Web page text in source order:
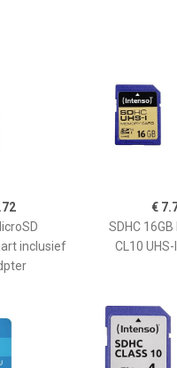
inclusief
€
SDHC
CL10